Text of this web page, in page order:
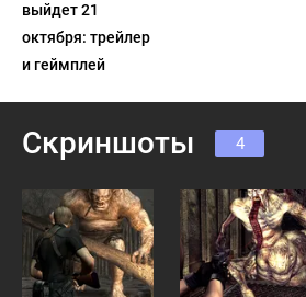
выйдет 21
октября: трейлер
и геймплей
Скриншоты 4